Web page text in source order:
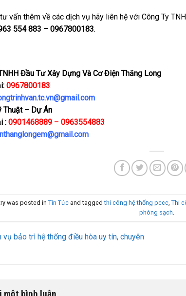
vấn thêm về các dịch vụ hãy liên hệ với Công Ty
554 883 – 0967800183.
Đầu Tư Xây Dựng Và Cơ Điện Thăng Long
0967800183
Thuật – Dự Án
: 0901468889 – 0963554883
was posted in Tin Tứcand taggedthi công hệ thống pccc, Thi
phòng sạch
vụ bảo trì hệ thống điều hòa uy tín, chuyên
một bình luận